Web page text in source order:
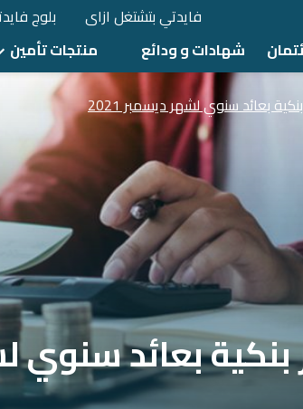
فايدتي بتشتغل ازاى بلوج
شهادات و ودائع منتجات تأمين
بنكية بعائد